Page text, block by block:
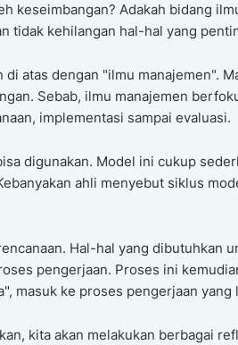
keseimbangan? Adakah bidang
tidak kehilangan hal-hal yang
atas dengan "ilmu manajemen".
Sebab, ilmu manajemen
implementasi sampai evaluasi.
digunakan. Model ini cukup
ahli menyebut siklus
Hal-hal yang dibutuhkan
pengerjaan. Proses ini
masuk ke proses pengerjaan yang
kita akan melakukan berbagai